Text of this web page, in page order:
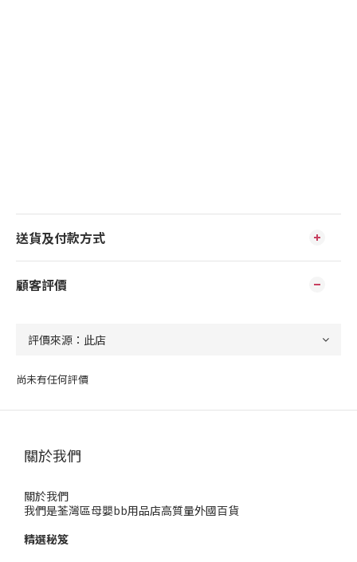
送貨及付款方式
顧客評價
尚未有任何評價
關於我們
關於我們
我們是荃灣區母嬰bb用品店高質量外國百貨
精選秘笈